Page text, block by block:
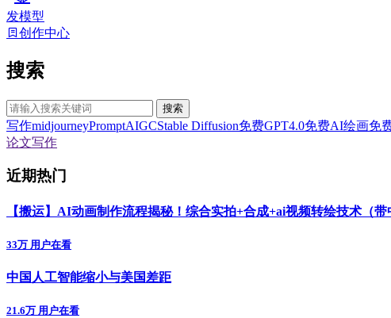
发模型
创作中心
搜索
搜索
写作midjourneyPromptAIGCStable Diffusion免费GPT4.0免费AI绘画免
论文写作
近期热门
【搬运】AI动画制作流程揭秘！综合实拍+合成+ai视频转绘技术（带
33万 用户在看
中国人工智能缩小与美国差距
21.6万 用户在看